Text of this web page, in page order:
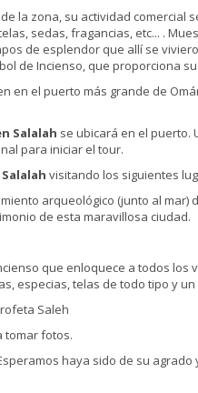
la zona, su actividad comercial
sedas, fragancias, etc... .
de esplendor que allí se
de Incienso, que proporciona
en el puerto más grande de
Salalah se ubicará en el puerto.
para iniciar el tour.
visitando los siguientes
arqueológico (junto al
de esta maravillosa ciudad.
que enloquece a todos
especias, telas de todo tipo y un
Saleh
tomar fotos.
haya sido de su